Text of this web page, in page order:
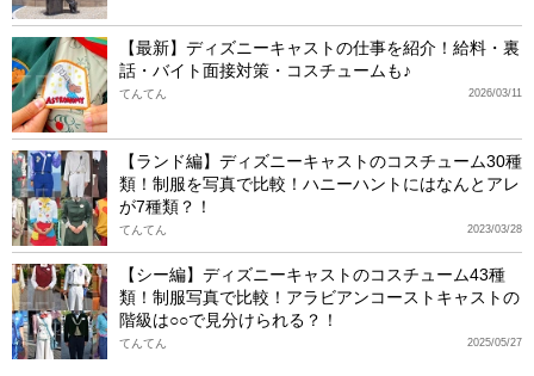
【最新】ディズニーキャストの仕事を紹介！給料・裏
話・バイト面接対策・コスチュームも♪
2026/03/11
てんてん
【ランド編】ディズニーキャストのコスチューム30種
類！制服を写真で比較！ハニーハントにはなんとアレ
が7種類？！
2023/03/28
てんてん
【シー編】ディズニーキャストのコスチューム43種
類！制服写真で比較！アラビアンコーストキャストの
階級は○○で見分けられる？！
2025/05/27
てんてん